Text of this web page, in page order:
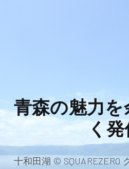
青森の魅力
く
十和田湖 © SQUAREZERO